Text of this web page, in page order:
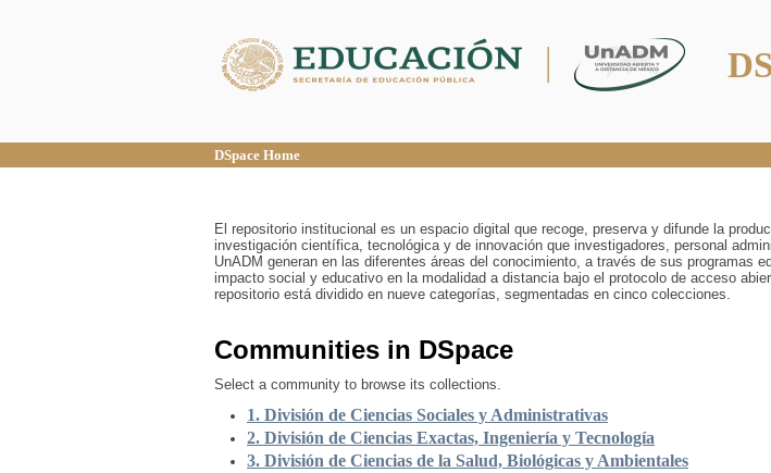
DSpace Home
El repositorio institucional es un espacio digital que recoge, preserva y difunde la
investigación científica, tecnológica y de innovación que investigadores, personal
UnADM generan en las diferentes áreas del conocimiento, a través de sus programas
impacto social y educativo en la modalidad a distancia bajo el protocolo de acceso
repositorio está dividido en nueve categorías, segmentadas en cinco colecciones.
Communities in DSpace
Select a community to browse its collections.
1. División de Ciencias Sociales y Administrativas
2. División de Ciencias Exactas, Ingeniería y Tecnología
3. División de Ciencias de la Salud, Biológicas y Ambientales